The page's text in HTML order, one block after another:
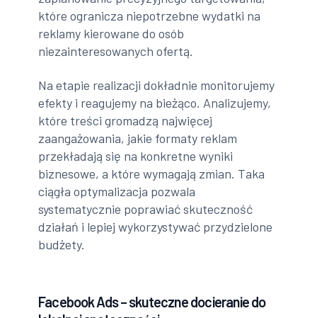
które ogranicza niepotrzebne wydatki na
reklamy kierowane do osób
niezainteresowanych ofertą.
Na etapie realizacji dokładnie monitorujemy
efekty i reagujemy na bieżąco. Analizujemy,
które treści gromadzą najwięcej
zaangażowania, jakie formaty reklam
przekładają się na konkretne wyniki
biznesowe, a które wymagają zmian. Taka
ciągła optymalizacja pozwala
systematycznie poprawiać skuteczność
działań i lepiej wykorzystywać przydzielone
budżety.
Facebook Ads – skuteczne docieranie do